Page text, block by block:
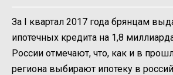
За I квартал 2017 года брянцам
ипотечных кредита на 1,8
России отмечают, что, как и в
региона выбирают ипотеку в